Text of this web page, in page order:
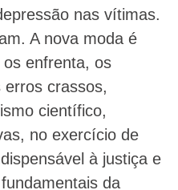
nas vítimas.
A nova moda é
enfrenta, os
crassos,
científico,
no exercício de
à justiça e
da